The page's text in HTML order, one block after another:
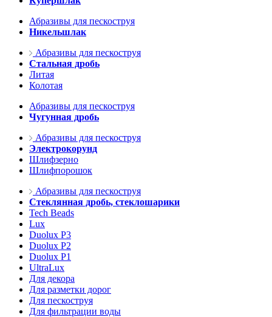
Абразивы для пескоструя
Никельшлак
Абразивы для пескоструя
Стальная дробь
Литая
Колотая
Абразивы для пескоструя
Чугунная дробь
Абразивы для пескоструя
Электрокорунд
Шлифзерно
Шлифпорошок
Абразивы для пескоструя
Стеклянная дробь, стеклошарики
Tech Beads
Lux
Duolux P3
Duolux P2
Duolux P1
UltraLux
Для декора
Для разметки дорог
Для пескоструя
Для фильтрации воды